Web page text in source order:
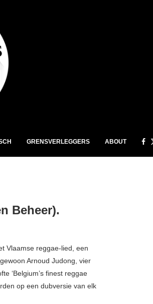
GRENSVERLEGGERS ABOUT
Beheer).
Vlaamse reggae-lied, een
Arnoud Judong, vier
‘Belgium’s finest reggae
op een dubversie van elk